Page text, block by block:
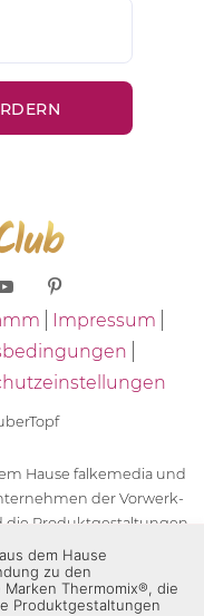
Impressum
Hause falkemedia und
der Vorwerk-
die Produktgestaltungen
der Unternehmen
die Zeichen TM5®,
des Thermomix®
dem Hause
zu den
Thermomix®, die
Produktgestaltungen